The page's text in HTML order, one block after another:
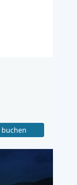
buchen